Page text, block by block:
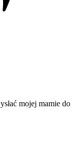
mojej mamie do